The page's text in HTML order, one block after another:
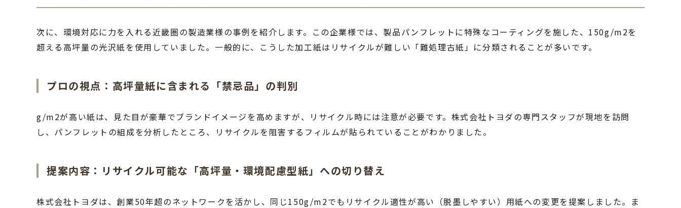
次に、環境対応に力を入れる近畿圏の製造業様の事例を紹介します。この企業様では、製品パンフレットに特殊なコーティングを施した、150g/m2を
超える高坪量の光沢紙を使用していました。一般的に、こうした加工紙はリサイクルが難しい「難処理古紙」に分類されることが多いです。
プロの視点：高坪量紙に含まれる「禁忌品」の判別
g/m2が高い紙は、見た目が豪華でブランドイメージを高めますが、リサイクル時には注意が必要です。株式会社トヨダの専門スタッフが現地を訪問
し、パンフレットの組成を分析したところ、リサイクルを阻害するフィルムが貼られていることがわかりました。
提案内容：リサイクル可能な「高坪量・環境配慮型紙」への切り替え
株式会社トヨダは、創業50年超のネットワークを活かし、同じ150g/m2でもリサイクル適性が高い（脱墨しやすい）用紙への変更を提案しました。ま